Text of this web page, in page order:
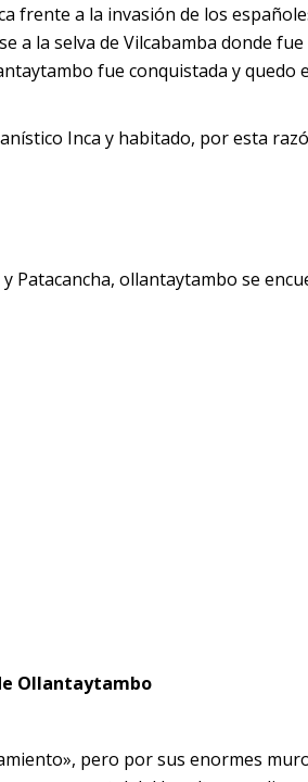
frente a la invasión de los
a la selva de Vilcabamba donde
fue conquistada y quedo
Inca y habitado, por esta
Patacancha, ollantaytambo se
Ollantaytambo
pero por sus enormes